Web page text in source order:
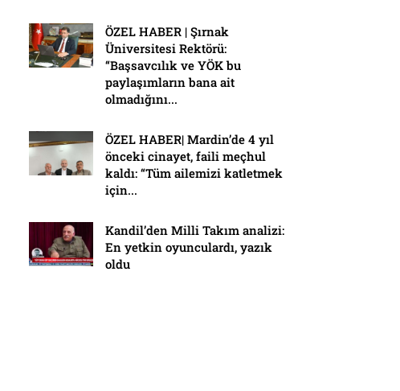
ÖZEL HABER | Şırnak
Üniversitesi Rektörü:
“Başsavcılık ve YÖK bu
paylaşımların bana ait
olmadığını...
ÖZEL HABER| Mardin’de 4 yıl
önceki cinayet, faili meçhul
kaldı: “Tüm ailemizi katletmek
için...
Kandil’den Milli Takım analizi:
En yetkin oyunculardı, yazık
oldu